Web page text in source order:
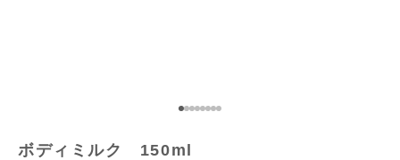
I18n Error: Missing interpolation value "page"
I18n Error: Missing interpolation value
I18n Error: Missing interpolation value
I18n Error: Missing interpolation value
I18n Error: Missing interpolation value
I18n Error: Missing interpolation value
I18n Error: Missing interpolation value
I18n Error: Missing interpolation
ボディミルク 150ml